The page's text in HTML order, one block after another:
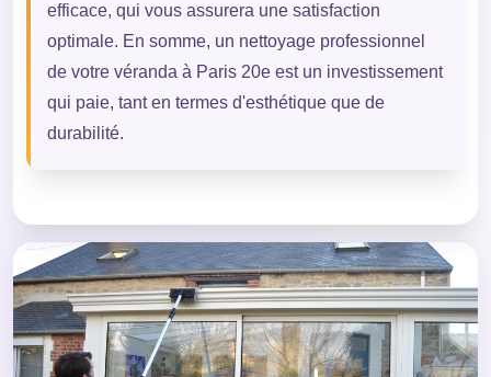
efficace, qui vous assurera une satisfaction
optimale. En somme, un nettoyage professionnel
de votre véranda à Paris 20e est un investissement
qui paie, tant en termes d'esthétique que de
durabilité.